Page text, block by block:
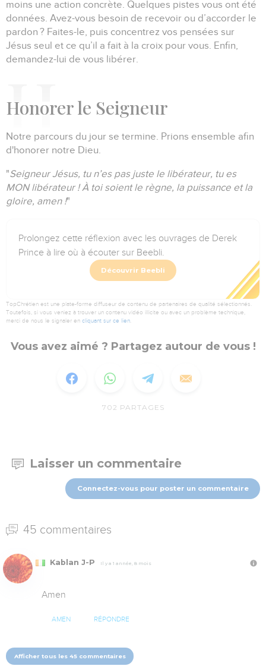
moins une action concrète. Quelques pistes vous ont été
données. Avez-vous besoin de recevoir ou d’accorder le
pardon ? Faites-le, puis concentrez vos pensées sur
Jésus seul et ce qu’il a fait à la croix pour vous. Enfin,
demandez-lui de vous libérer.
Honorer le Seigneur
Notre parcours du jour se termine. Prions ensemble afin
d'honorer notre Dieu.
"Seigneur Jésus, tu n’es pas juste le libérateur, tu es
MON libérateur ! À toi soient le règne, la puissance et la
gloire, amen !"
Prolongez cette réflexion avec les ouvrages de Derek
Prince à lire où à écouter sur Beebli.
Découvrir Beebli
TopChrétien est une plate-forme diffuseur de contenu de partenaires de qualité sélectionnés.
Toutefois, si vous veniez à trouver un contenu vidéo illicite ou avec un problème technique,
merci de nous le signaler en cliquant sur ce lien
Vous avez aimé ? Partagez autour de vous !
702 PARTAGES
Laisser un commentaire
Connectez-vous pour poster un commentaire
45 commentaires
Kablan J-P Il y a 1 année, 8 mois
Amen
AMEN RÉPONDRE
Afficher tous les 45 commentaires